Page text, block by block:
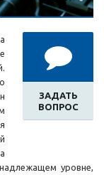
ЗАДАТЬ
ВОПРОС
уровне,